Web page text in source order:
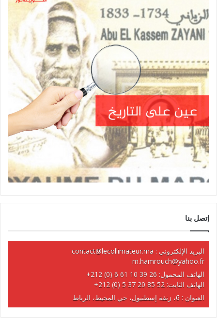
إتصل بنا
البريد الإلكتروني : contact@lecollimateur.ma
m.hamrouch@yahoo.fr
الهاتف المحمول: +212 (0) 6 61 10 39 26
الهاتف الثابت: +212 (0) 5 37 20 85 52
العنوان : 6، زنقة إسطنبول، حي المحيط، الرباط